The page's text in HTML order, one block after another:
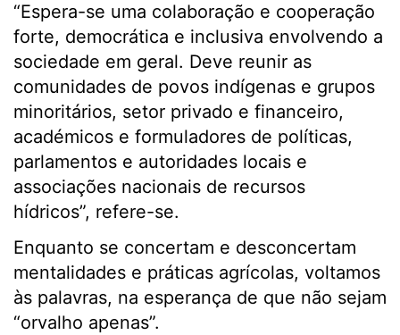
“Espera-se uma colaboração e cooperação
forte, democrática e inclusiva envolvendo a
sociedade em geral. Deve reunir as
comunidades de povos indígenas e grupos
minoritários, setor privado e financeiro,
académicos e formuladores de políticas,
parlamentos e autoridades locais e
associações nacionais de recursos
hídricos”, refere-se.
Enquanto se concertam e desconcertam
mentalidades e práticas agrícolas, voltamos
às palavras, na esperança de que não sejam
“orvalho apenas”.